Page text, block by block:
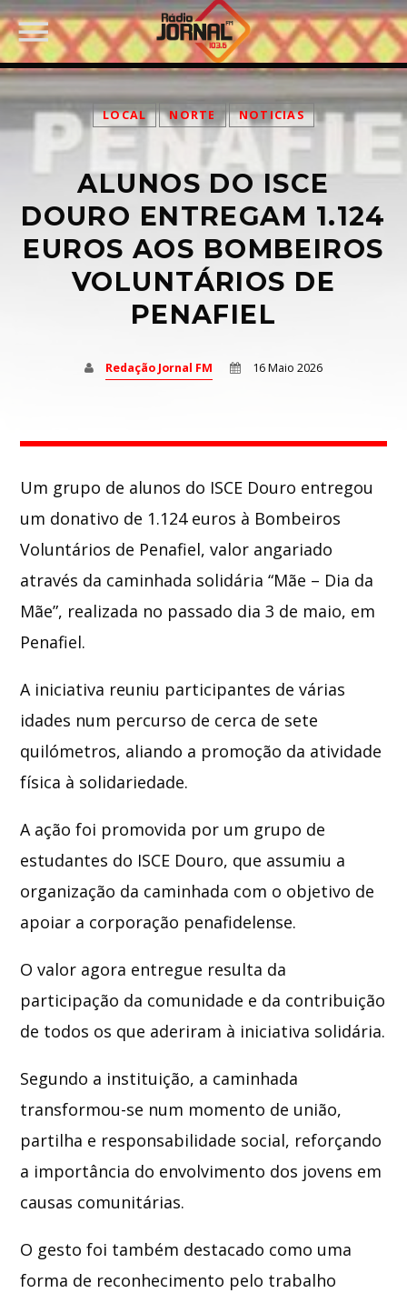
PARTILHAR:
Twitter
Whatsapp
LOCAL NORTE NOTICIAS
ALUNOS DO ISCE
DOURO ENTREGAM 1.124
EUROS AOS BOMBEIROS
VOLUNTÁRIOS DE
PENAFIEL
Redação Jornal FM 16 Maio 2026
Um grupo de alunos do ISCE Douro entregou
um donativo de 1.124 euros à Bombeiros
Voluntários de Penafiel, valor angariado
através da caminhada solidária “Mãe – Dia da
Mãe”, realizada no passado dia 3 de maio, em
Penafiel.
A iniciativa reuniu participantes de várias
idades num percurso de cerca de sete
quilómetros, aliando a promoção da atividade
física à solidariedade.
A ação foi promovida por um grupo de
estudantes do ISCE Douro, que assumiu a
organização da caminhada com o objetivo de
apoiar a corporação penafidelense.
O valor agora entregue resulta da
participação da comunidade e da contribuição
de todos os que aderiram à iniciativa solidária.
Segundo a instituição, a caminhada
transformou-se num momento de união,
partilha e responsabilidade social, reforçando
a importância do envolvimento dos jovens em
causas comunitárias.
O gesto foi também destacado como uma
forma de reconhecimento pelo trabalho